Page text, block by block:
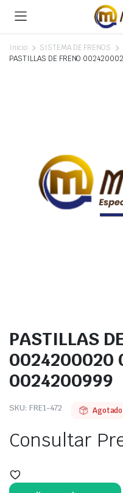
Inicio SISTEMA DE FRENOS
PASTILLAS DE FRENO
PASTILLAS
0024200020
0024200999
SKU: FRE1-472 Agotado
Consultar